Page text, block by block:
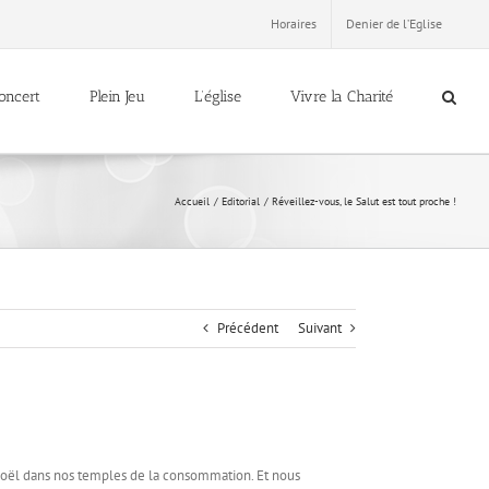
Horaires Denier de l’Eglise
Plein Jeu L’église Vivre la Charité
Accueil Editorial Réveillez-vous, le Salut est tout proche !
Précédent Suivant
dans nos temples de la consommation. Et nous